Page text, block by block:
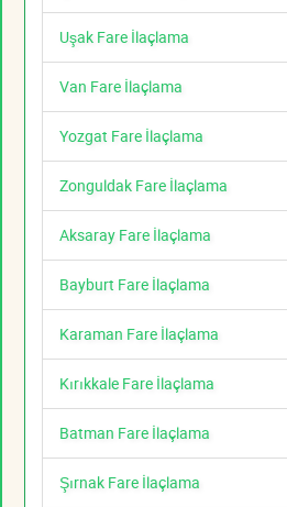
Uşak Fare İlaçlama
Van Fare İlaçlama
Yozgat Fare İlaçlama
Zonguldak Fare İlaçlama
Aksaray Fare İlaçlama
Bayburt Fare İlaçlama
Karaman Fare İlaçlama
Kırıkkale Fare İlaçlama
Batman Fare İlaçlama
Şırnak Fare İlaçlama